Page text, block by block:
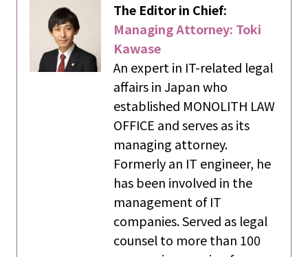
The Editor in Chief:
Managing Attorney: Toki
Kawase
An expert in IT-related legal
affairs in Japan who
established MONOLITH LAW
OFFICE and serves as its
managing attorney.
Formerly an IT engineer, he
has been involved in the
management of IT
companies. Served as legal
counsel to more than 100